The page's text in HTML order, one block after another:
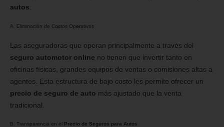
autos.
A. Eliminación de Costos Operativos
Las aseguradoras que operan principalmente a través del
seguro automotor online no tienen que invertir tanto en
oficinas físicas, grandes equipos de ventas o comisiones altas a
agentes. Esta estructura de bajo costo les permite ofrecer un
precio de seguro de auto más ajustado que la venta
tradicional.
B. Transparencia en el Precio de Seguros para Autos